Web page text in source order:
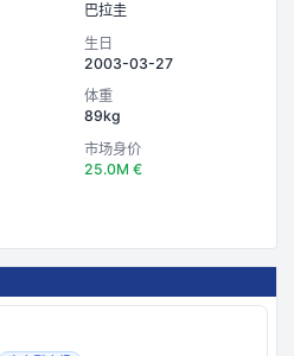
巴拉圭
生日
2003-03-27
体重
89kg
市场身价
25.0M €